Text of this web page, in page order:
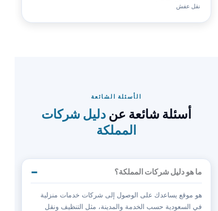
نقل عفش
الأسئلة الشائعة
أسئلة شائعة عن دليل شركات
المملكة
ما هو دليل شركات المملكة؟
هو موقع يساعدك على الوصول إلى شركات خدمات منزلية
في السعودية حسب الخدمة والمدينة، مثل التنظيف ونقل